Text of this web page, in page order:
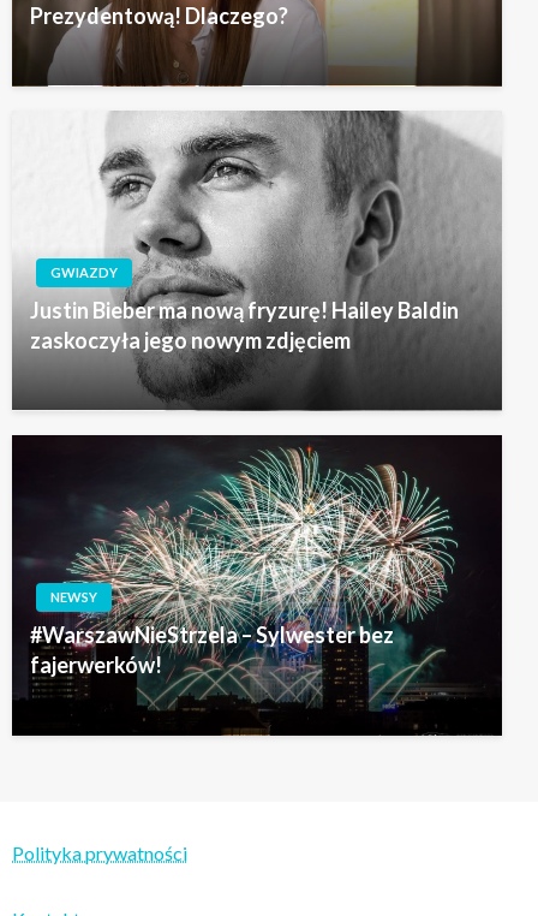
Prezydentową! Dlaczego?
GWIAZDY
Justin Bieber ma nową fryzurę! Hailey Baldin
zaskoczyła jego nowym zdjęciem
NEWSY
#WarszawNieStrzela – Sylwester bez
fajerwerków!
Polityka prywatności